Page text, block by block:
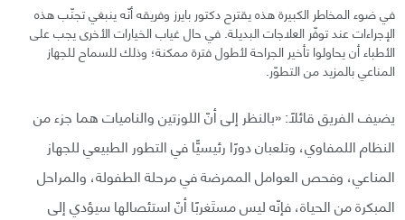
في ضوء المخاطر الكبيرة هذه يقترح دكتور بايرز وفريقه أنّه ينبغي تجنّب هذه
الإجراءات عند توفّر العلاجات البديلة. في حال غياب الخيارات الأخرى يجب على
الأطباء أن يحاولوا تأخير الجراحة لأطول فترة ممكنة؛ وذلك للسماح للجهاز
المناعي بالمزيد من التطوّر.
يضيف الفريق قائلًا: «بالنظر إلى أنّ اللوزتين والناميات هما جزء من
النظام اللمفاوي، وتلعبان دورًا رئيسيًّا في التطور الطبيعي للجهاز
المناعي، وفحص العوامل الممرضة في مرحلة الطفولة، والمراحل
المبكرة من الحياة، فإنّه ليس مستَغربًا أنّ استئصالها سيؤدي إلى